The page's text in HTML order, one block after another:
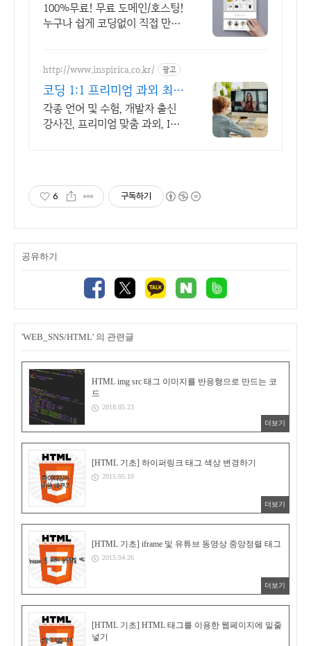
100%무료! 무료 도메인/호스팅!
누구나 쉽게 코딩없이 직접 만드
http://www.inspirica.co.kr/ 광고
코딩 1:1 프리미엄 과외 최고
의 선생님들과 함께
각종 언어 및 수험, 개발자 출신
강사진, 프리미엄 맞춤 과외, INS
6 구독하기
공유하기
'WEB_SNS/HTML' 의 관련글
HTML img src 태그 이미지를 반응형으로 만드는 코
드
2018.05.23
더보기
[HTML 기초] 하이퍼링크 태그 색상 변경하기
2015.05.10
더보기
[HTML 기초] iframe 및 유튜브 동영상 중앙정렬 태그
2015.04.26
더보기
[HTML 기초] HTML 태그를 이용한 웹페이지에 밑줄
넣기